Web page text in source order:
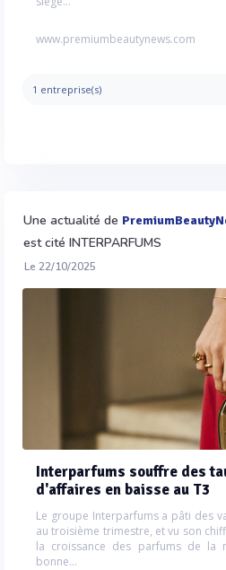
www.premiumbeautynews.com
1 entreprise(s)
Une actualité de
est cité INTERPARFUMS
Le 22/10/2025
Interparfums souffre des
d'affaires en baisse au T3
Le groupe Interparfums a pâti des
au troisième trimestre, et vu son
la croissance des parfums de la
bonne...